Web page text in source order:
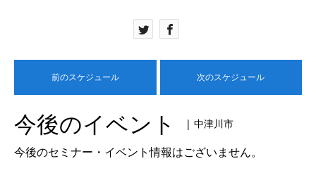
前のスケジュール 次のスケジュール
今後のイベント | 中津川市
今後のセミナー・イベント情報はございません。